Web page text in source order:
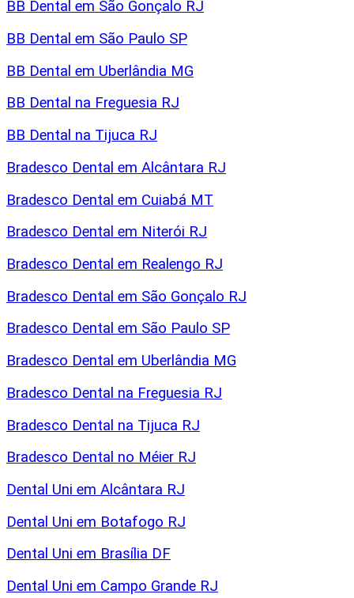
BB Dental em São Gonçalo RJ
BB Dental em São Paulo SP
BB Dental em Uberlândia MG
BB Dental na Freguesia RJ
BB Dental na Tijuca RJ
Bradesco Dental em Alcântara RJ
Bradesco Dental em Cuiabá MT
Bradesco Dental em Niterói RJ
Bradesco Dental em Realengo RJ
Bradesco Dental em São Gonçalo RJ
Bradesco Dental em São Paulo SP
Bradesco Dental em Uberlândia MG
Bradesco Dental na Freguesia RJ
Bradesco Dental na Tijuca RJ
Bradesco Dental no Méier RJ
Dental Uni em Alcântara RJ
Dental Uni em Botafogo RJ
Dental Uni em Brasília DF
Dental Uni em Campo Grande RJ